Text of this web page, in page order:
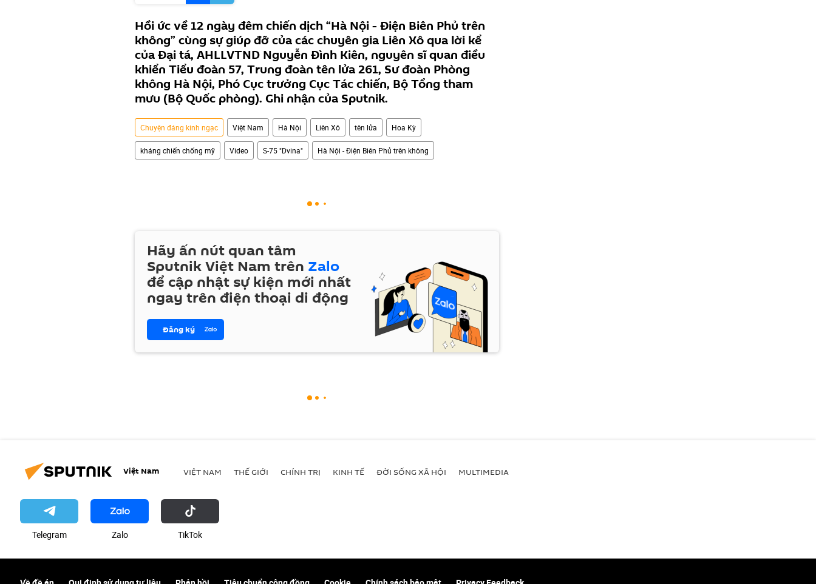
Hồi ức về 12 ngày đêm chiến dịch “Hà Nội - Điện Biên Phủ trên
không” cùng sự giúp đỡ của các chuyên gia Liên Xô qua lời kể
của Đại tá, AHLLVTND Nguyễn Đình Kiên, nguyên sĩ quan điều
khiển Tiểu đoàn 57, Trung đoàn tên lửa 261, Sư đoàn Phòng
không Hà Nội, Phó Cục trưởng Cục Tác chiến, Bộ Tổng tham
mưu (Bộ Quốc phòng). Ghi nhận của Sputnik.
Chuyện đáng kinh ngạc Việt Nam Hà Nội Liên Xô tên lửa Hoa Kỳ
kháng chiến chống mỹ Video S-75 "Dvina" Hà Nội - Điện Biên Phủ trên không
Hãy ấn nút quan tâm
Sputnik Việt Nam trên Zalo
để cập nhật sự kiện mới nhất
ngay trên điện thoại di động
Đăng ký
Việt Nam VIỆT NAM THẾ GIỚI CHÍNH TRỊ KINH TẾ ĐỜI SỐNG XÃ HỘI MULTIMEDIA
Telegram Zalo ТikТоk